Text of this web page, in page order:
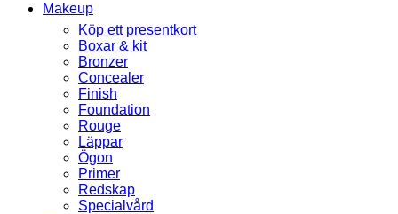
Makeup
Köp ett presentkort
Boxar & kit
Bronzer
Concealer
Finish
Foundation
Rouge
Läppar
Ögon
Primer
Redskap
Specialvård